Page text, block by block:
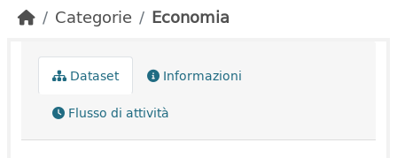
Categorie Economia
Dataset
Informazioni
Flusso di attività